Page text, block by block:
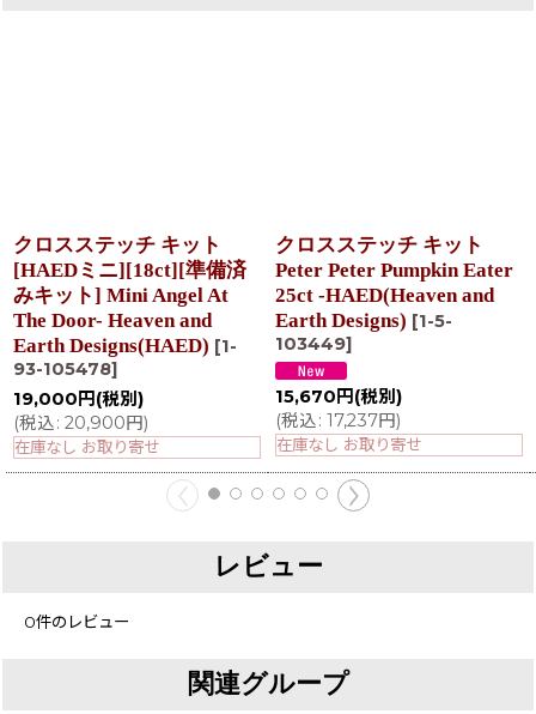
クロスステッチ キット
[HAEDミニ][18ct][準備済
みキット] Mini Angel At
The Door- Heaven and
Earth Designs(HAED) [1-
93-105478]
19,000 円 (税別)
(税込: 20,900円)
在庫なし お取り寄せ
クロスステッチ キット
Peter Peter Pumpkin Eater
25ct -HAED(Heaven and
Earth Designs) [1-5-
103449]
15,670 円 (税別)
(税込: 17,237円)
在庫なし お取り寄せ
レビュー
0件のレビュー
関連グループ